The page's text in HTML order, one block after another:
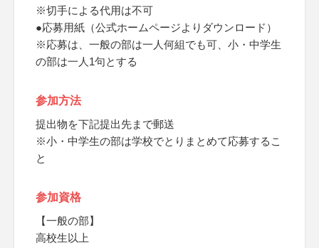
※切手による代用は不可
●応募用紙（公式ホームページよりダウンロード）
※応募は、一般の部は一人何組でも可、小・中学生
の部は一人1句とする
参加方法
提出物を下記提出先まで郵送
※小・中学生の部は学校でとりまとめて応募するこ
と
参加資格
【一般の部】
高校生以上